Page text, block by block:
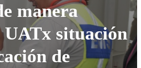
manera
situación
de